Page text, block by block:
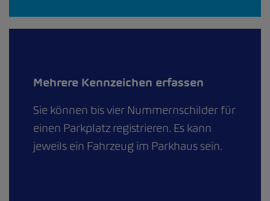
Mehrere Kennzeichen erfassen
Sie können bis vier Nummernschilder für
einen Parkplatz registrieren. Es kann
jeweils ein Fahrzeug im Parkhaus sein.